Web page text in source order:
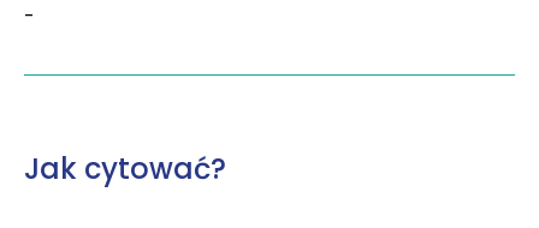
-
Jak cytować?